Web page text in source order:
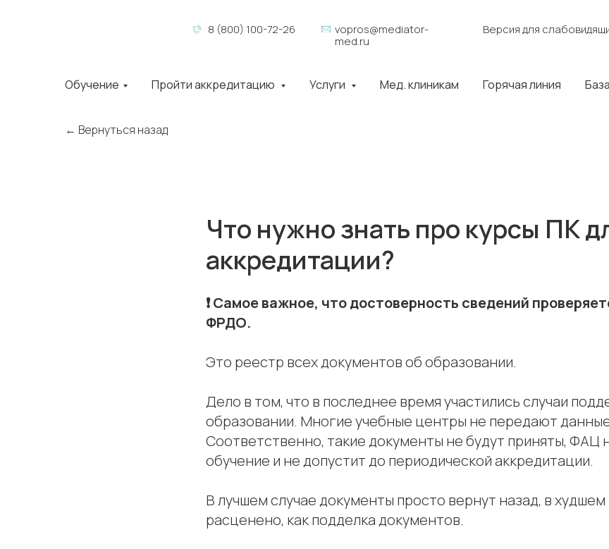
8 (800) 100-72-26
vopros@mediator-
med.ru
Версия для
Обучение Пройти аккредитацию Услуги Мед. клиникам Горячая линия
← Вернуться назад
Что нужно знать про курсы ПК
аккредитации?
❗️ Самое важное, что достоверность сведений
ФРДО.
Это реестр всех документов об образовании.
Дело в том, что в последнее время участились случаи
образовании. Многие учебные центры не передают
Соответственно, такие документы не будут приняты, ФАЦ
обучение и не допустит до периодической аккредитации.
В лучшем случае документы просто вернут назад, в
расценено, как подделка документов.